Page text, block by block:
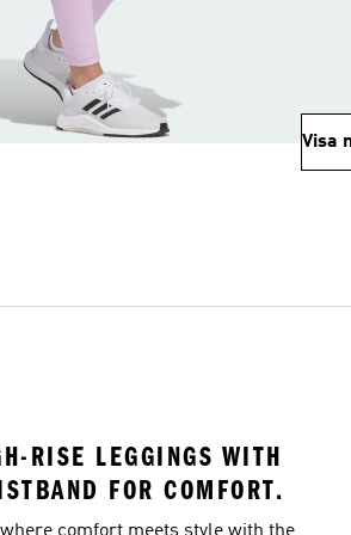
Visa
RISE LEGGINGS WITH
FOR COMFORT.